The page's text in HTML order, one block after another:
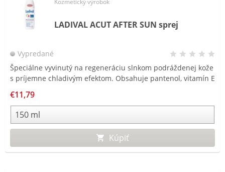
Kozmetický výrobok
LADIVAL ACUT AFTER SUN sprej
Vypredané
Špeciálne vyvinutý na regeneráciu slnkom podráždenej kože
s príjemne chladivým efektom. Obsahuje pantenol, vitamín E
noci.
€11,79
Kúpiť